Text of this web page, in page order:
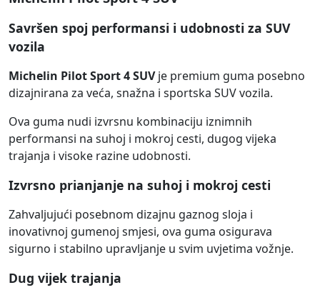
Savršen spoj performansi i udobnosti za SUV
vozila
Michelin Pilot Sport 4 SUVje premium guma posebno
dizajnirana za veća, snažna i sportska SUV vozila.
Ova guma nudi izvrsnu kombinaciju iznimnih
performansi na suhoj i mokroj cesti, dugog vijeka
trajanja i visoke razine udobnosti.
Izvrsno prianjanje na suhoj i mokroj cesti
Zahvaljujući posebnom dizajnu gaznog sloja i
inovativnoj gumenoj smjesi, ova guma osigurava
sigurno i stabilno upravljanje u svim uvjetima vožnje.
Dug vijek trajanja